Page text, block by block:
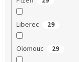
Liberec 29
Olomouc 29